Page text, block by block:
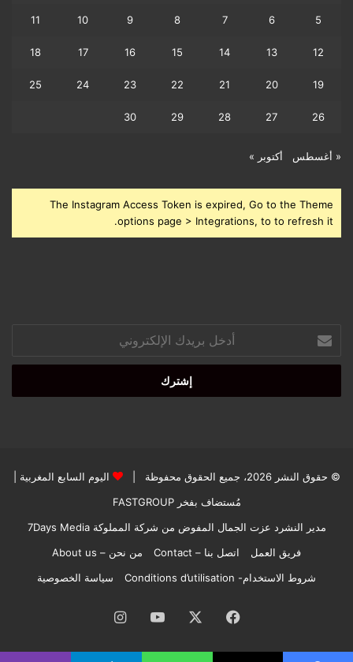
5
6
7
8
9
10
11
12
13
14
15
16
17
18
19
20
21
22
23
24
25
26
27
28
29
30
« أغسطس أكتوبر »
The Instagram Access Token is expired, Go to the Theme
options page > Integrations, to to refresh it.
بريدك
الإلكتروني
© حقوق النشر 2026، جميع الحقوق محفوظة | اليوم السابع المغربية
مُستضاف بفخرFASTGROUP
مدير النشرد عزت الجمال المفوض من شركة المملوكة 7Days Media
فريق العمل
اتصل بنا – Contact
من نحن – About us
شروط الاستخدام- Conditions d’utilisation
سياسة الخصوصية
فيسبوك ‫YouTubeانستقرام